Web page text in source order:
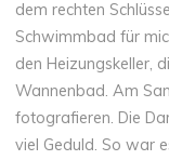
dem rechten
Schwimmbad für
den Heizungskeller,
Wannenbad. Am
fotografieren. Die
viel Geduld. So war